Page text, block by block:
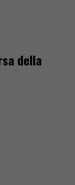
della